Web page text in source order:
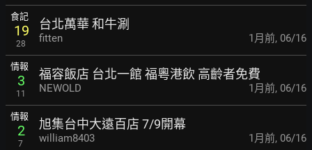
食記
19
28
台北萬華 和牛涮
fitten 1月前, 06/16
情報
3
11
福容飯店 台北一館 福粵港飲 高齡者免費
NEWOLD 1月前, 06/16
情報
2
7
旭集台中大遠百店 7/9開幕
william8403 1月前, 06/16